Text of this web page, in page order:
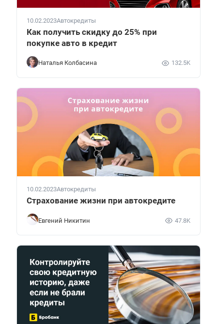
10.02.2023Автокредиты
Как получить скидку до 25% при
покупке авто в кредит
Наталья Колбасина 132.5K
10.02.2023Автокредиты
Страхование жизни при автокредите
Евгений Никитин 47.8K